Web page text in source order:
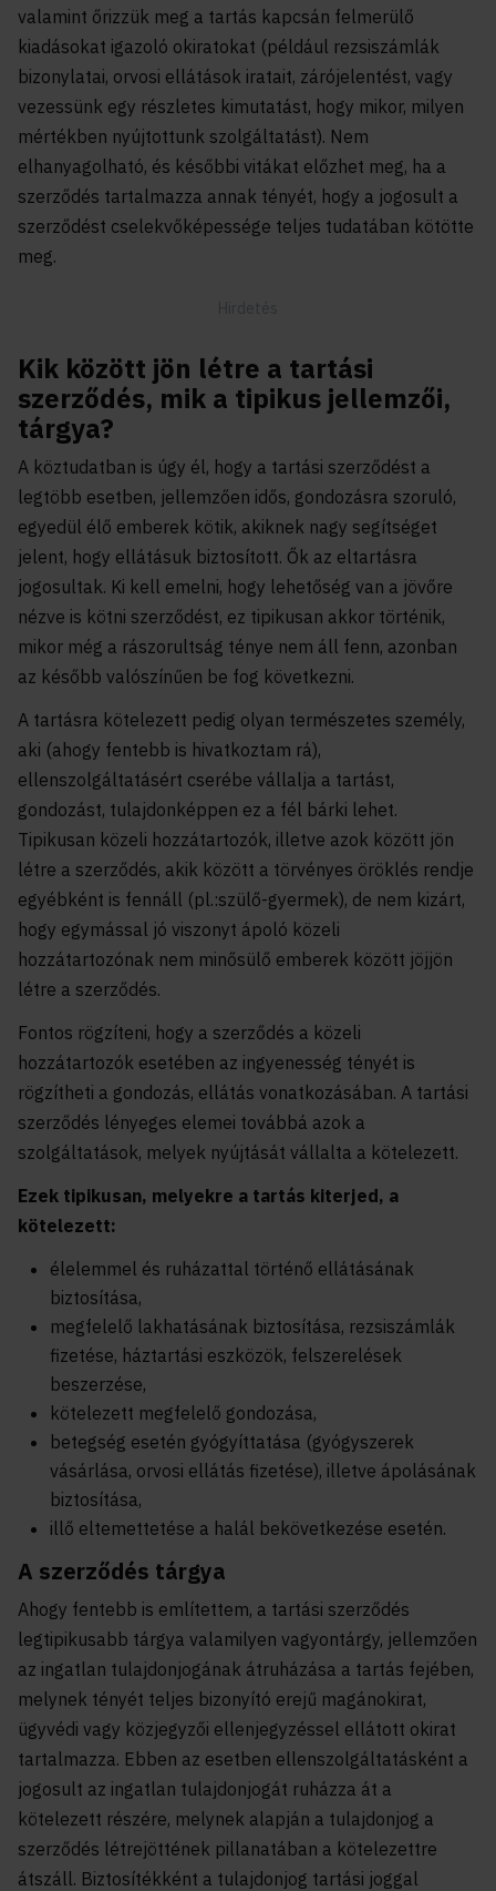
valamint őrizzük meg a tartás kapcsán felmerülő
kiadásokat igazoló okiratokat (például rezsiszámlák
bizonylatai, orvosi ellátások iratait, zárójelentést, vagy
vezessünk egy részletes kimutatást, hogy mikor, milyen
mértékben nyújtottunk szolgáltatást). Nem
elhanyagolható, és későbbi vitákat előzhet meg, ha a
szerződés tartalmazza annak tényét, hogy a jogosult a
szerződést cselekvőképessége teljes tudatában kötötte
meg.
Kik között jön létre a tartási
szerződés, mik a tipikus jellemzői,
tárgya?
A köztudatban is úgy él, hogy a tartási szerződést a
legtöbb esetben, jellemzően idős, gondozásra szoruló,
egyedül élő emberek kötik, akiknek nagy segítséget
jelent, hogy ellátásuk biztosított. Ők az eltartásra
jogosultak. Ki kell emelni, hogy lehetőség van a jövőre
nézve is kötni szerződést, ez tipikusan akkor történik,
mikor még a rászorultság ténye nem áll fenn, azonban
az később valószínűen be fog következni.
A tartásra kötelezett pedig olyan természetes személy,
aki (ahogy fentebb is hivatkoztam rá),
ellenszolgáltatásért cserébe vállalja a tartást,
gondozást, tulajdonképpen ez a fél bárki lehet.
Tipikusan közeli hozzátartozók, illetve azok között jön
létre a szerződés, akik között a törvényes öröklés rendje
egyébként is fennáll (pl.:szülő-gyermek), de nem kizárt,
hogy egymással jó viszonyt ápoló közeli
hozzátartozónak nem minősülő emberek között jöjjön
létre a szerződés.
Fontos rögzíteni, hogy a szerződés a közeli
hozzátartozók esetében az ingyenesség tényét is
rögzítheti a gondozás, ellátás vonatkozásában. A tartási
szerződés lényeges elemei továbbá azok a
szolgáltatások, melyek nyújtását vállalta a kötelezett.
Ezek tipikusan, melyekre a tartás kiterjed, a
kötelezett:
élelemmel és ruházattal történő ellátásának
biztosítása,
megfelelő lakhatásának biztosítása, rezsiszámlák
fizetése, háztartási eszközök, felszerelések
beszerzése,
kötelezett megfelelő gondozása,
betegség esetén gyógyíttatása (gyógyszerek
vásárlása, orvosi ellátás fizetése), illetve ápolásának
biztosítása,
illő eltemettetése a halál bekövetkezése esetén.
A szerződés tárgya
Ahogy fentebb is említettem, a tartási szerződés
legtipikusabb tárgya valamilyen vagyontárgy, jellemzően
az ingatlan tulajdonjogának átruházása a tartás fejében,
melynek tényét teljes bizonyító erejű magánokirat,
ügyvédi vagy közjegyzői ellenjegyzéssel ellátott okirat
tartalmazza. Ebben az esetben ellenszolgáltatásként a
jogosult az ingatlan tulajdonjogát ruházza át a
kötelezett részére, melynek alapján a tulajdonjog a
szerződés létrejöttének pillanatában a kötelezettre
átszáll. Biztosítékként a tulajdonjog tartási joggal